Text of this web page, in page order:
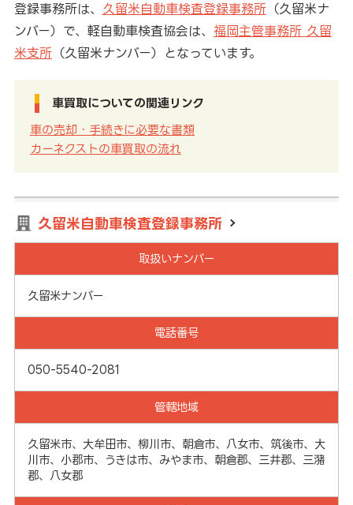
登録事務所は、 久留米自動車検査登録事務所（久留米ナ
ンバー）で、軽自動車検査協会は、 福岡主管事務所 久留
米支所（久留米ナンバー）となっています。
車買取についての関連リンク
車の売却・手続きに必要な書類
カーネクストの車買取の流れ
久留米自動車検査登録事務所
取扱いナンバー
久留米ナンバー
電話番号
050-5540-2081
管轄地域
久留米市、大牟田市、柳川市、朝倉市、八女市、筑後市、大
川市、小郡市、うきは市、みやま市、朝倉郡、三井郡、三潴
郡、八女郡